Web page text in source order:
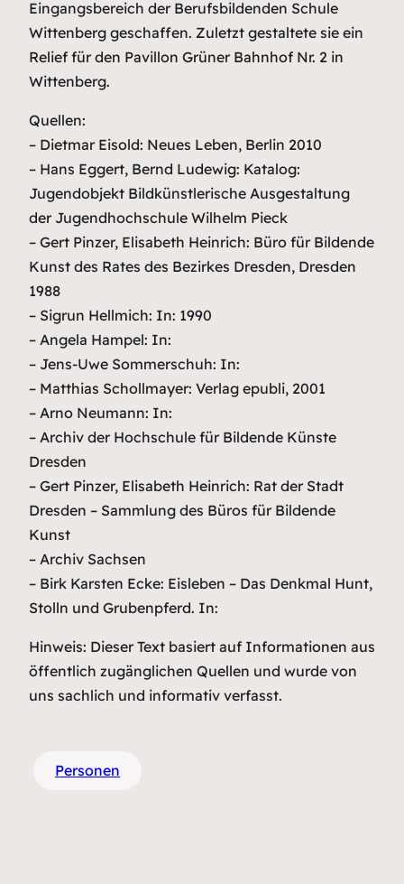
Eingangsbereich der Berufsbildenden Schule
Wittenberg geschaffen. Zuletzt gestaltete sie ein
Relief für den Pavillon Grüner Bahnhof Nr. 2 in
Wittenberg.
Quellen:
– Dietmar Eisold: Neues Leben, Berlin 2010
– Hans Eggert, Bernd Ludewig: Katalog:
Jugendobjekt Bildkünstlerische Ausgestaltung
der Jugendhochschule Wilhelm Pieck
– Gert Pinzer, Elisabeth Heinrich: Büro für Bildende
Kunst des Rates des Bezirkes Dresden, Dresden
1988
– Sigrun Hellmich: In: 1990
– Angela Hampel: In:
– Jens-Uwe Sommerschuh: In:
– Matthias Schollmayer: Verlag epubli, 2001
– Arno Neumann: In:
– Archiv der Hochschule für Bildende Künste
Dresden
– Gert Pinzer, Elisabeth Heinrich: Rat der Stadt
Dresden – Sammlung des Büros für Bildende
Kunst
– Archiv Sachsen
– Birk Karsten Ecke: Eisleben – Das Denkmal Hunt,
Stolln und Grubenpferd. In:
Hinweis: Dieser Text basiert auf Informationen aus
öffentlich zugänglichen Quellen und wurde von
uns sachlich und informativ verfasst.
Personen